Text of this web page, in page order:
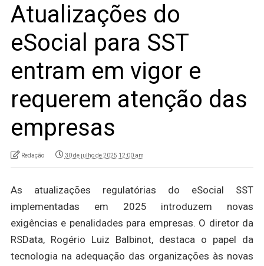
Atualizações do
eSocial para SST
entram em vigor e
requerem atenção das
empresas
Redação 30 de julho de 2025 12:00 am
As atualizações regulatórias do eSocial SST
implementadas em 2025 introduzem novas
exigências e penalidades para empresas. O diretor da
RSData, Rogério Luiz Balbinot, destaca o papel da
tecnologia na adequação das organizações às novas